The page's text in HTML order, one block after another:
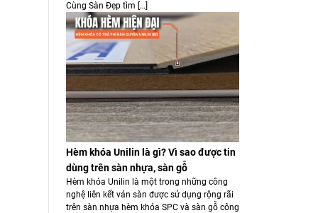
Cùng Sàn Đẹp tìm […]
Hèm khóa Unilin là gì? Vì sao được tin
dùng trên sàn nhựa, sàn gỗ
Hèm khóa Unilin là một trong những công
nghệ liên kết ván sàn được sử dụng rộng rãi
trên sàn nhựa hèm khóa SPC và sàn gỗ công